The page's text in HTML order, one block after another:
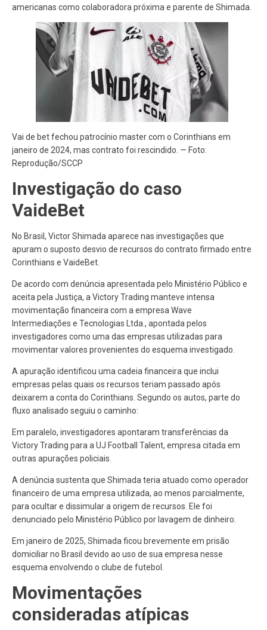
americanas como colaboradora próxima e parente de Shimada.
Vai de bet fechou patrocínio master com o Corinthians em
janeiro de 2024, mas contrato foi rescindido. — Foto:
Reprodução/SCCP
Investigação do caso
VaideBet
No Brasil, Victor Shimada aparece nas investigações que
apuram o suposto desvio de recursos do contrato firmado entre
Corinthians e VaideBet.
De acordo com denúncia apresentada pelo Ministério Público e
aceita pela Justiça, a Victory Trading manteve intensa
movimentação financeira com a empresa Wave
Intermediações e Tecnologias Ltda., apontada pelos
investigadores como uma das empresas utilizadas para
movimentar valores provenientes do esquema investigado.
A apuração identificou uma cadeia financeira que inclui
empresas pelas quais os recursos teriam passado após
deixarem a conta do Corinthians. Segundo os autos, parte do
fluxo analisado seguiu o caminho:
Em paralelo, investigadores apontaram transferências da
Victory Trading para a UJ Football Talent, empresa citada em
outras apurações policiais.
A denúncia sustenta que Shimada teria atuado como operador
financeiro de uma empresa utilizada, ao menos parcialmente,
para ocultar e dissimular a origem de recursos. Ele foi
denunciado pelo Ministério Público por lavagem de dinheiro.
Em janeiro de 2025, Shimada ficou brevemente em prisão
domiciliar no Brasil devido ao uso de sua empresa nesse
esquema envolvendo o clube de futebol.
Movimentações
consideradas atípicas